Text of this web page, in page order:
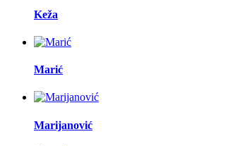
Keža
Marić
Marijanović